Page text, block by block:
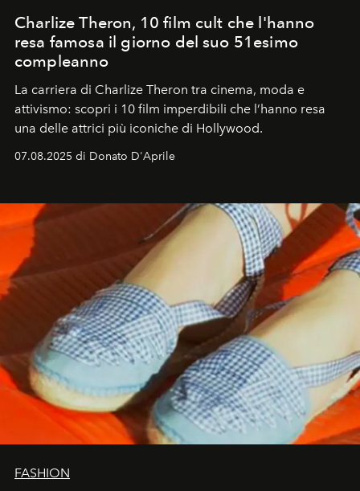
Charlize Theron, 10 film cult che l'hanno
resa famosa il giorno del suo 51esimo
compleanno
La carriera di Charlize Theron tra cinema, moda e
attivismo: scopri i 10 film imperdibili che l’hanno resa
una delle attrici più iconiche di Hollywood.
07.08.2025 di Donato D'Aprile
FASHION